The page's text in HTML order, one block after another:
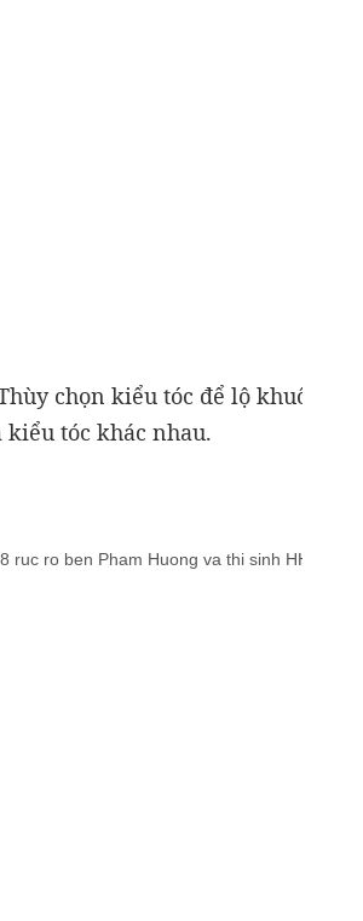
chọn kiểu tóc để lộ khuôn
kiểu tóc khác nhau.